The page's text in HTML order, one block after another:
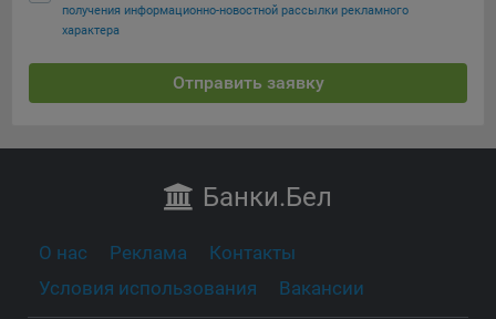
получения информационно-новостной рассылки рекламного
характера
Отправить заявку
Банки.Бел
О нас Реклама
Контакты
Условия использования
Вакансии